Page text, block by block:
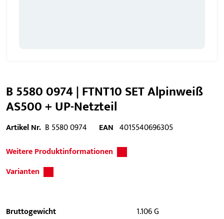
B 5580 0974 | FTNT10 SET Alpinweiß
AS500 + UP-Netzteil
Artikel Nr. B 5580 0974 EAN 4015540696305
Weitere Produktinformationen
Varianten
Bruttogewicht
1.106 G